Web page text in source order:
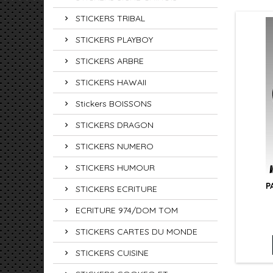
STICKERS TRIBAL
STICKERS PLAYBOY
STICKERS ARBRE
STICKERS HAWAII
Stickers BOISSONS
STICKERS DRAGON
STICKERS NUMERO
STICKERS HUMOUR
STICKERS ECRITURE
ECRITURE 974/DOM TOM
STICKERS CARTES DU MONDE
STICKERS CUISINE